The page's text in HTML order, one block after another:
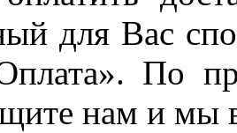
для Вас
По
нам и мы